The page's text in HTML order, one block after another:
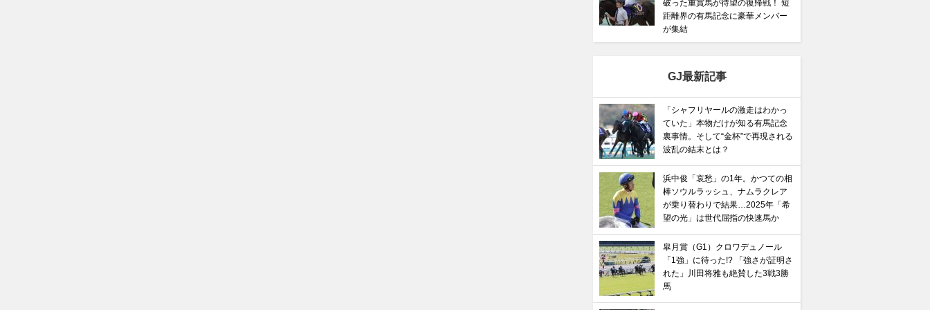
破った重賞馬が待望の復帰戦！ 短
距離界の有馬記念に豪華メンバー
が集結
GJ最新記事
「シャフリヤールの激走はわかっ
ていた」本物だけが知る有馬記念
裏事情。そして“金杯”で再現される
波乱の結末とは？
浜中俊「哀愁」の1年。かつての相
棒ソウルラッシュ、ナムラクレア
が乗り替わりで結果…2025年「希
望の光」は世代屈指の快速馬か
皐月賞（G1）クロワデュノール
「1強」に待った!? 「強さが証明さ
れた」川田将雅も絶賛した3戦3勝
馬